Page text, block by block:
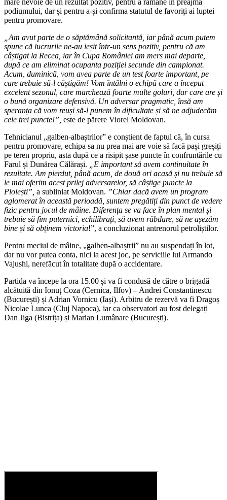
podiumului, dar și pentru a-și confirma statutul de favoriți ai luptei
pentru promovare.
„Am avut parte de o săptămână solicitantă, iar până acum putem
spune că lucrurile ne-au ieșit într-un sens pozitiv, pentru că am
câștigat la Recea, iar în Cupa României am mers mai departe,
după ce am eliminat ocupanta poziției secunde din campionat.
Acum, duminică, vom avea parte de un test foarte important, pe
care trebuie să-l câștigăm! Vom întâlni o echipă care a început
excelent sezonul, care marchează foarte multe goluri, dar care are și
o bună organizare defensivă. Un adversar pragmatic, însă am
speranța că vom reuși să-l punem în dificultate și să ne adjudecăm
cele trei puncte!”, este de părere Viorel Moldovan.
Tehnicianul „galben-albaștrilor” e conștient de faptul că, în cursa
pentru promovare, echipa sa nu prea mai are voie să facă pași greșiți
pe teren propriu, asta după ce a risipit șase puncte în confruntările cu
Farul și Dunărea Călărași.
„E important să avem continuitate în
rezultate. Am pierdut, până acum, de două ori acasă și nu trebuie să
le mai oferim acest prilej adversarelor, să câștige puncte la
Ploiești”, a subliniat Moldovan. ”Chiar dacă avem un program
aglomerat în această perioadă, suntem pregătiți din punct de vedere
fizic pentru jocul de mâine. Diferența se va face în plan mental și
trebuie să fim puternici, echilibrați, să avem răbdare, să ne așezăm
bine și să obținem victoria!”, a concluzionat antrenorul petroliștilor.
Pentru meciul de mâine, „galben-albaștrii” nu au suspendați în lot,
dar nu vor putea conta, nici la acest joc, pe serviciile lui Armando
Vajushi, nerefăcut în totalitate după o accidentare.
Partida va începe la ora 15.00 și va fi condusă de către o brigadă
alcătuită din Ionuț Coza (Cernica, Ilfov) – Andrei Constantinescu
(București) și Adrian Vornicu (Iași). Arbitru de rezervă va fi Dragoș
Nicolae Lunca (Cluj Napoca), iar ca observatori au fost delegați
Dan Jiga (Bistrița) și Marian Lumânare (București).